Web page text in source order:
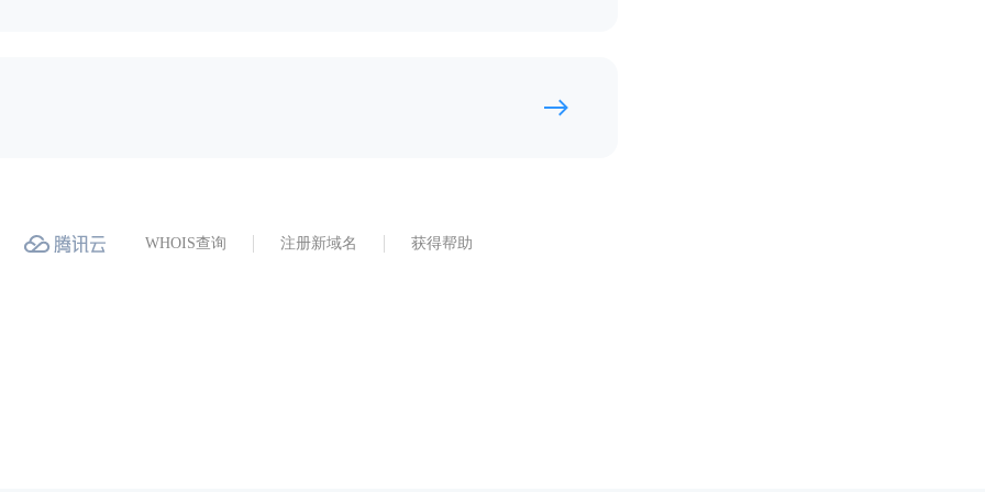
WHOIS查询 注册新域名 获得帮助